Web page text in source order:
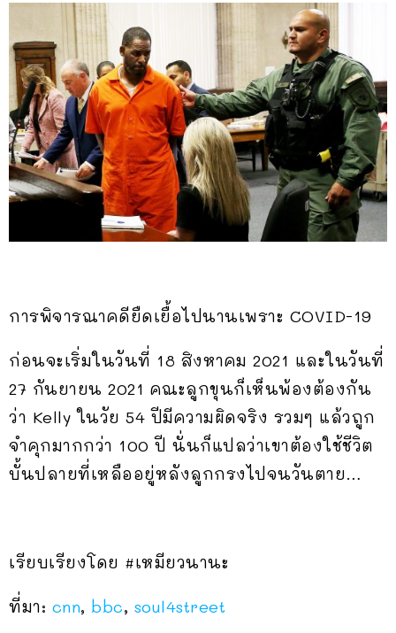
การพิจารณาคดียืดเยื้อไปนานเพราะ COVID-19
ก่อนจะเริ่มในวันที่ 18 สิงหาคม 2021 และในวันที่
27 กันยายน 2021 คณะลูกขุนก็เห็นพ้องต้องกัน
ว่า Kelly ในวัย 54 ปีมีความผิดจริง รวมๆ แล้วถูก
จำคุกมากกว่า 100 ปี นั่นก็แปลว่าเขาต้องใช้ชีวิต
บั้นปลายที่เหลืออยู่หลังลูกกรงไปจนวันตาย…
เรียบเรียงโดย #เหมียวนานะ
ที่มา: cnn, bbc, soul4street